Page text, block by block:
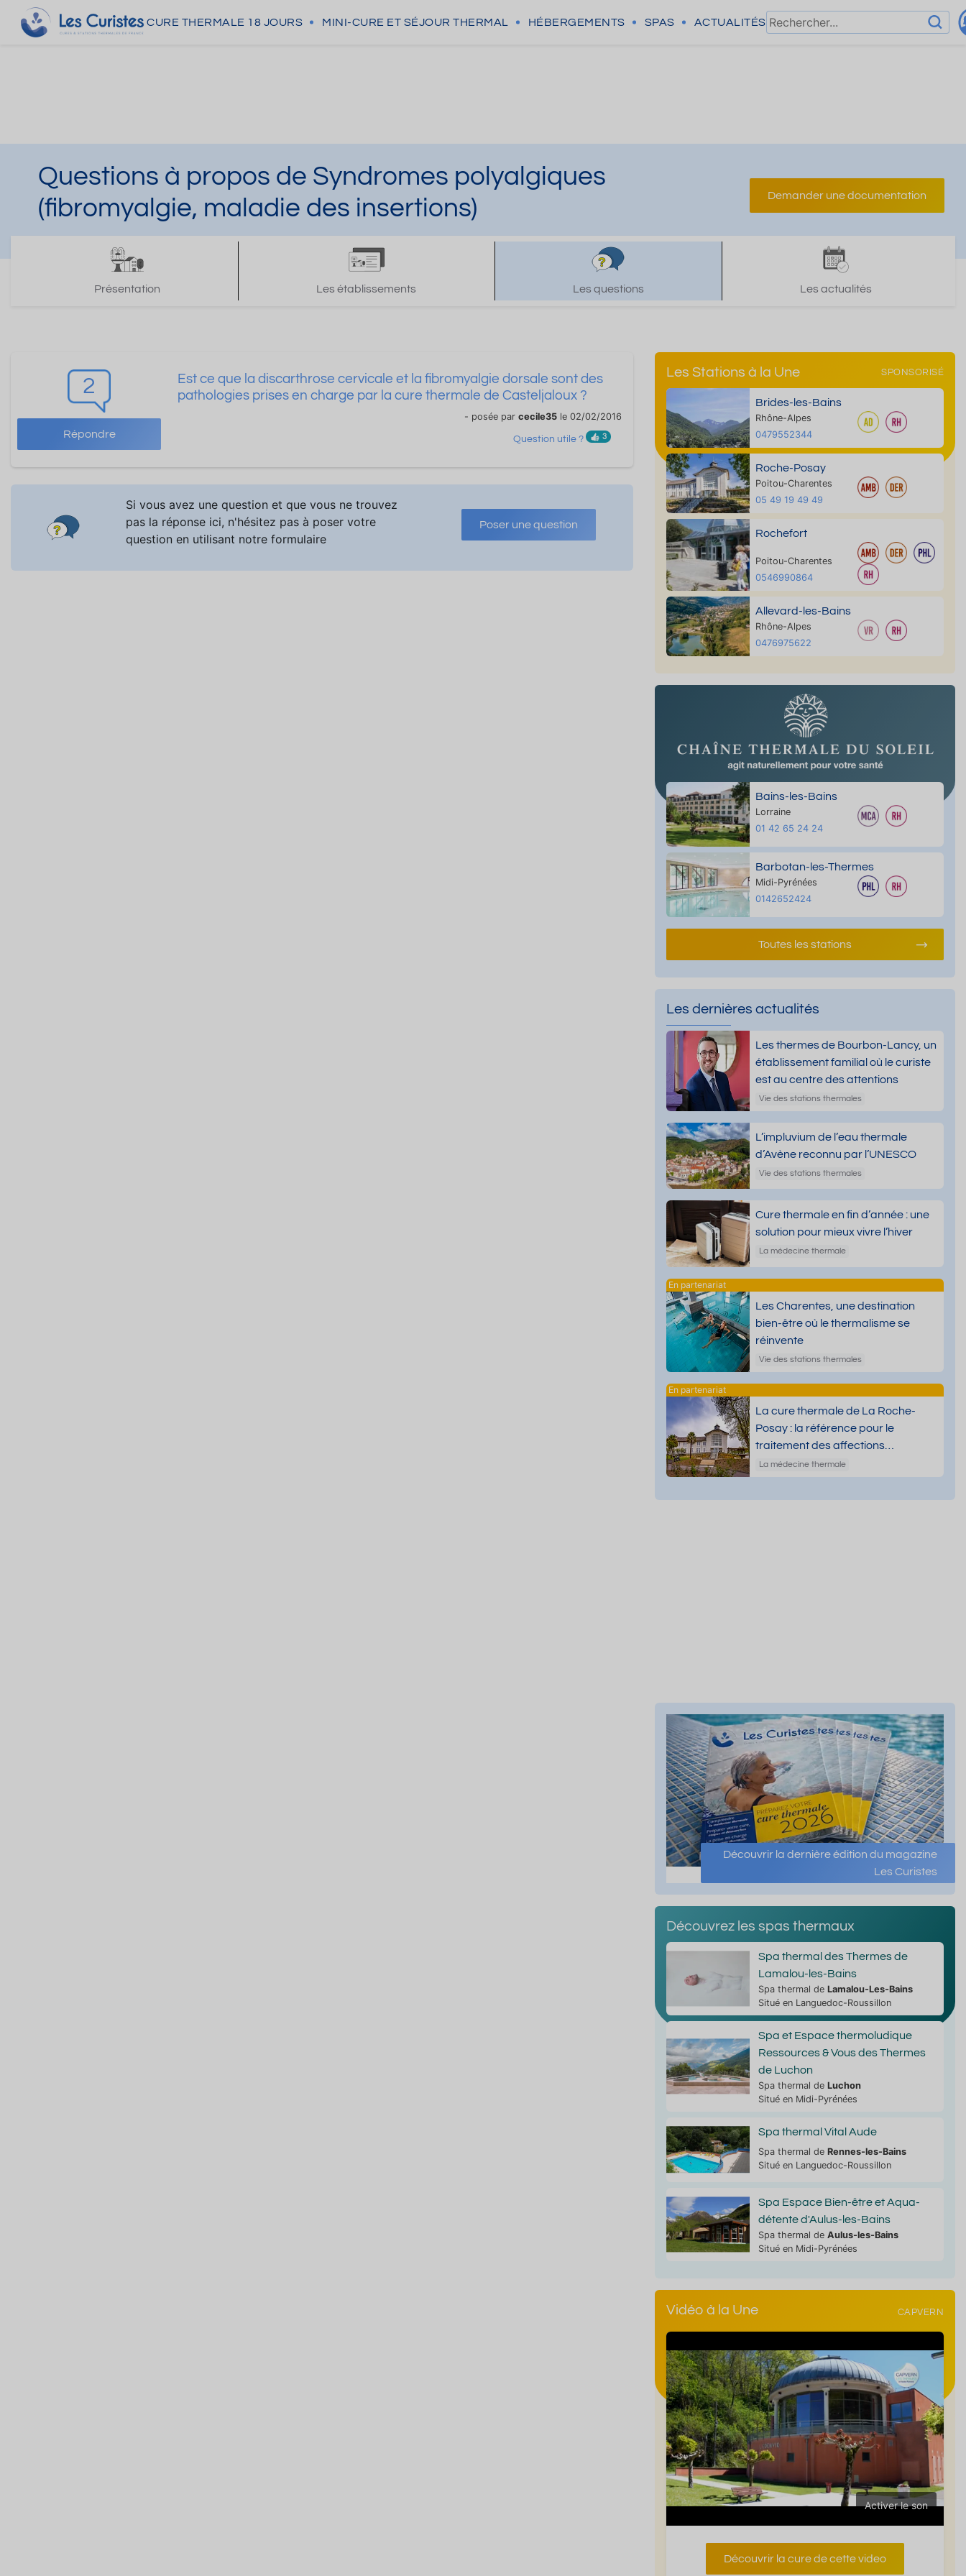
CURE THERMALE 18 JOURS MINI-CURE ET SÉJOUR THERMAL HÉBERGEMENTS SPAS ACTUALITÉS
Questions à propos de Syndromes polyalgiques
(fibromyalgie, maladie des insertions)
Demander une documentation
Présentation Les établissements Les questions Les actualités
2
Répondre
Est ce que la discarthrose cervicale et la fibromyalgie dorsale sont des
pathologies prises en charge par la cure thermale de Casteljaloux ?
- posée par cecile35 le 02/02/2016
Question utile ? 3
Si vous avez une question et que vous ne trouvez
pas la réponse ici, n'hésitez pas à poser votre
question en utilisant notre formulaire
Poser une question
Les Stations à la Une SPONSORISÉ
Brides-les-Bains
Rhône-Alpes
0479552344
Roche-Posay
Poitou-Charentes
05 49 19 49 49
Rochefort
Poitou-Charentes
0546990864
Allevard-les-Bains
Rhône-Alpes
0476975622
Bains-les-Bains
Lorraine
01 42 65 24 24
Barbotan-les-Thermes
Midi-Pyrénées
0142652424
Toutes les stations
Les dernières actualités
Les thermes de Bourbon-Lancy, un
établissement familial où le curiste
est au centre des attentions
Vie des stations thermales
L’impluvium de l’eau thermale
d’Avène reconnu par l’UNESCO
Vie des stations thermales
Cure thermale en fin d’année : une
solution pour mieux vivre l’hiver
La médecine thermale
Les Charentes, une destination
bien-être où le thermalisme se
réinvente
Vie des stations thermales
La cure thermale de La Roche-
Posay : la référence pour le
traitement des affections
dermatologiques
La médecine thermale
Découvrir la dernière édition du magazine
Les Curistes
Découvrez les spas thermaux
Spa thermal des Thermes de
Lamalou-les-Bains
Spa thermal de Lamalou-Les-Bains
Situé en Languedoc-Roussillon
Spa et Espace thermoludique
Ressources & Vous des Thermes
de Luchon
Spa thermal de Luchon
Situé en Midi-Pyrénées
Spa thermal Vital Aude
Spa thermal de Rennes-les-Bains
Situé en Languedoc-Roussillon
Spa Espace Bien-être et Aqua-
détente d'Aulus-les-Bains
Spa thermal de Aulus-les-Bains
Situé en Midi-Pyrénées
Vidéo à la Une CAPVERN
Activer le son
Découvrir la cure de cette video